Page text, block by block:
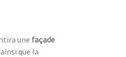
une façade
ainsi que la